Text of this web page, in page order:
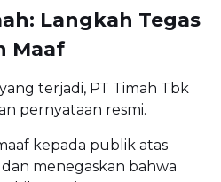
Langkah Tegas
Maaf
terjadi, PT Timah Tbk
pernyataan resmi.
kepada publik atas
menegaskan bahwa